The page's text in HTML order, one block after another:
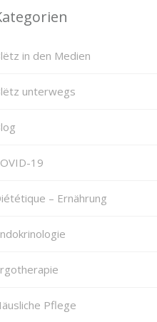
in den Medien
unterwegs
19
– Ernährung
Pflege